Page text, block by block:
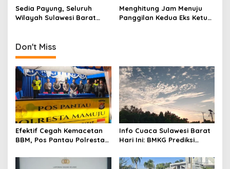
n
Data
Amankan Demo Mahasiswa
Sedia Payung, Seluruh
Wilayah Sulawesi Barat
Dingin
Menghitung Jam Menuju
Panggilan Kedua Eks Ketua
Don't Miss
Efektif Cegah Kemacetan
BBM, Pos Pantau Polresta
SPBU Kali Mamuju
Info Cuaca Sulawesi Barat
Hari Ini: BMKG Prediksi